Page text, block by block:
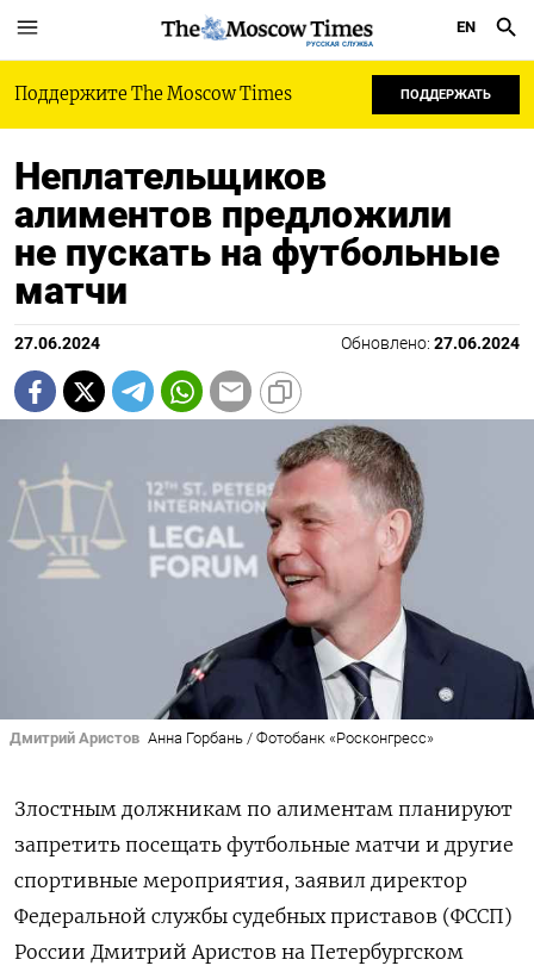
РУССКАЯ СЛУЖБА
EN
Поддержите The Moscow Times ПОДДЕРЖАТЬ
Неплательщиков
алиментов предложили
не пускать на футбольные
матчи
27.06.2024 Обновлено: 27.06.2024
Дмитрий Аристов Анна Горбань / Фотобанк «Росконгресс»
Злостным должникам по алиментам планируют
запретить посещать футбольные матчи и другие
спортивные мероприятия, заявил директор
Федеральной службы судебных приставов (ФССП)
России Дмитрий Аристов на Петербургском